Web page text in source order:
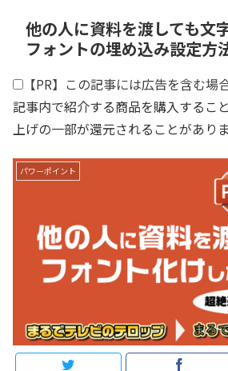
他の人に資料を渡しても文
フォントの埋め込み設定方
【PR】この記事には広告を含む場
記事内で紹介する商品を購入するこ
上げの一部が還元されることがありま
パワーポイント